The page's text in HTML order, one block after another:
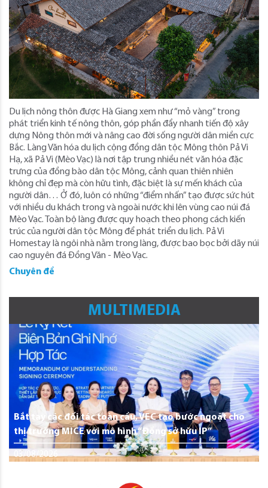
Du lịch nông thôn được Hà Giang xem như “mỏ vàng” trong
phát triển kinh tế nông thôn, góp phần đẩy nhanh tiến độ xây
dựng Nông thôn mới và nâng cao đời sống người dân miền cực
Bắc. Làng Văn hóa du lịch cộng đồng dân tộc Mông thôn Pả Vi
Hạ, xã Pả Vi (Mèo Vạc) là nơi tập trung nhiều nét văn hóa đặc
trưng của đồng bào dân tộc Mông, cảnh quan thiên nhiên
không chỉ đẹp mà còn hữu tình, đặc biệt là sự mến khách của
người dân… Ở đó, luôn có những “điểm nhấn” tạo được sức hút
với nhiều du khách trong và ngoài nước khi lên vùng cao núi đá
Mèo Vạc. Toàn bộ làng được quy hoạch theo phong cách kiến
trúc của người dân tộc Mông để phát triển du lịch. Pả Vi
Homestay là ngôi nhà nằm trong làng, được bao bọc bởi dãy núi
cao nguyên đá Đồng Văn - Mèo Vạc.
Chuyên đề
MULTIMEDIA
Bắt tay các đối tác toàn cầu, VEC tạo bước ngoặt cho
thị trường MICE với mô hình “Đồng sở hữu IP”
03/08/2026